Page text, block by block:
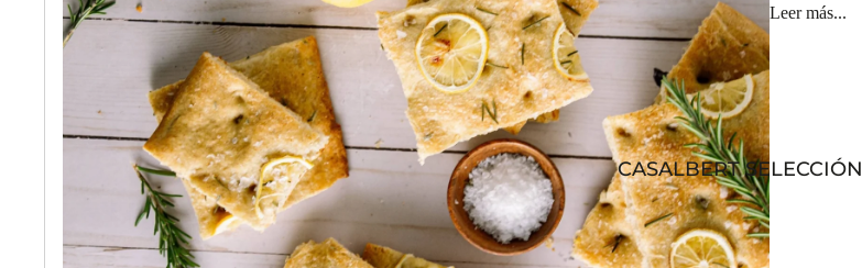
CASALBERT SELECCIÓN
Leer más...